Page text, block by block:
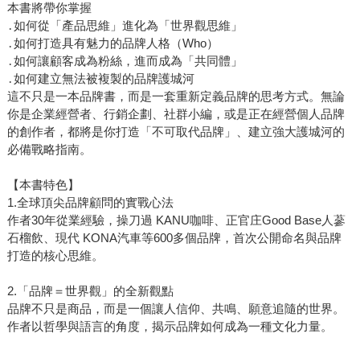
本書將帶你掌握
․如何從「產品思維」進化為「世界觀思維」
․如何打造具有魅力的品牌人格（Who）
․如何讓顧客成為粉絲，進而成為「共同體」
․如何建立無法被複製的品牌護城河
這不只是一本品牌書，而是一套重新定義品牌的思考方式。無論
你是企業經營者、行銷企劃、社群小編，或是正在經營個人品牌
的創作者，都將是你打造「不可取代品牌」、建立強大護城河的
必備戰略指南。
【本書特色】
1.全球頂尖品牌顧問的實戰心法
作者30年從業經驗，操刀過 KANU咖啡、正官庄Good Base人蔘
石榴飲、現代 KONA汽車等600多個品牌，首次公開命名與品牌
打造的核心思維。
2️.「品牌＝世界觀」的全新觀點
品牌不只是商品，而是一個讓人信仰、共鳴、願意追隨的世界。
作者以哲學與語言的角度，揭示品牌如何成為一種文化力量。